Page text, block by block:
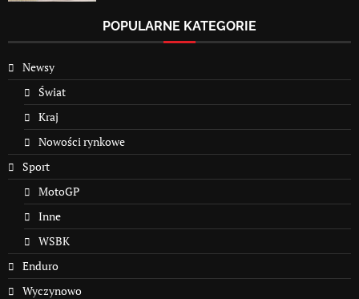
POPULARNE KATEGORIE
Newsy
Świat
Kraj
Nowości rynkowe
Sport
MotoGP
Inne
WSBK
Enduro
Wyczynowo